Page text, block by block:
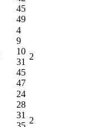
45
49
4
9
10
31
45
47
2
24
28
31
2